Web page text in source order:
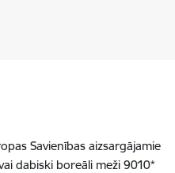
Savienības aizsargājamie
dabiski boreāli meži 9010*